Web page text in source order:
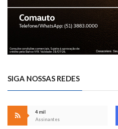
SIGA NOSSAS REDES
4 mil
Assinantes